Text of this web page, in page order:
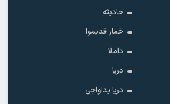
حادیثه
خمار قدیموا
داملا
دریا
دریا بداواجی